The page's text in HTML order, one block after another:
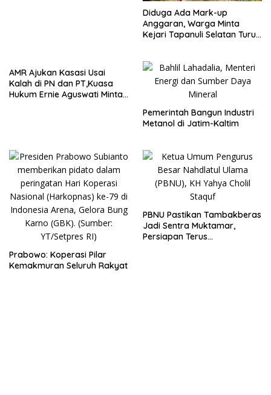
Diduga Ada Mark-up
Anggaran, Warga Minta
Kejari Tapanuli Selatan Turun
AMR Ajukan Kasasi Usai
Kalah di PN dan PT,Kuasa
Hukum Ernie Aguswati Minta
Pemerintah Bangun Industri
Metanol di Jatim-Kaltim
Prabowo: Koperasi Pilar
Kemakmuran Seluruh Rakyat
PBNU Pastikan Tambakberas
Jadi Sentra Muktamar,
Persiapan Terus